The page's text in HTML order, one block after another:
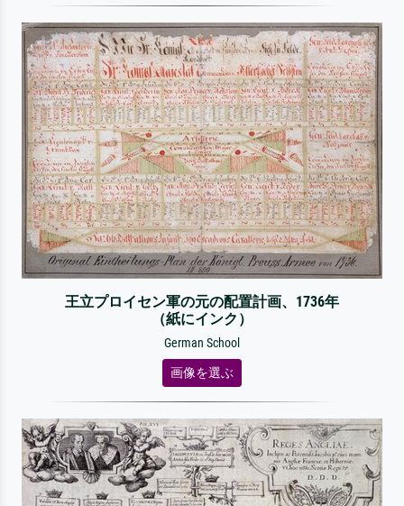
王立プロイセン軍の元の配置計画、1736年
（紙にインク）
German School
画像を選ぶ